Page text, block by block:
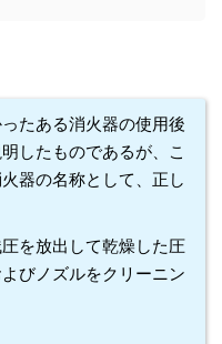
たある消火器の使用後
したものであるが、こ
器の名称として、正し
を放出して乾燥した圧
びノズルをクリーニン